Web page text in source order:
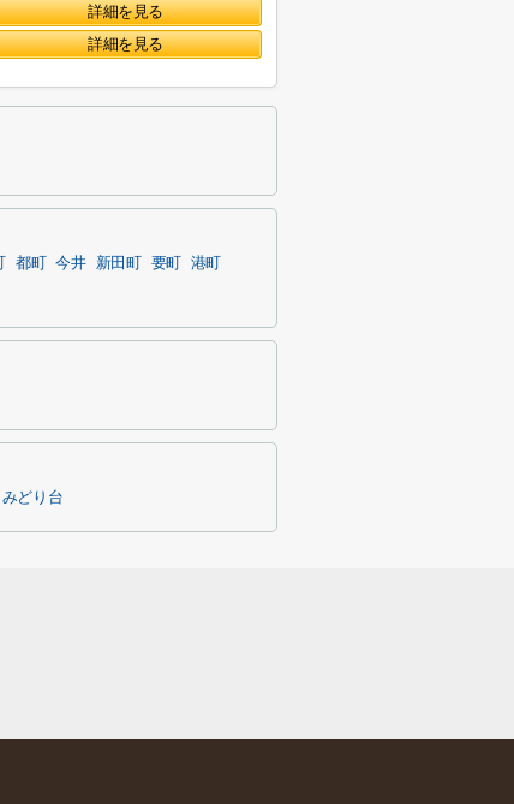
詳細を見る
詳細を見る
都町 今井 新田町 要町
港町
みどり台